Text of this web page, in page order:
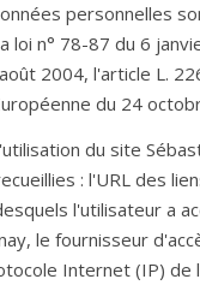
personnelles
loi n° 78-87 du 6
2004, l'article L.
du 24
du site
: l'URL des
l'utilisateur a
le fournisseur
Internet (IP) de